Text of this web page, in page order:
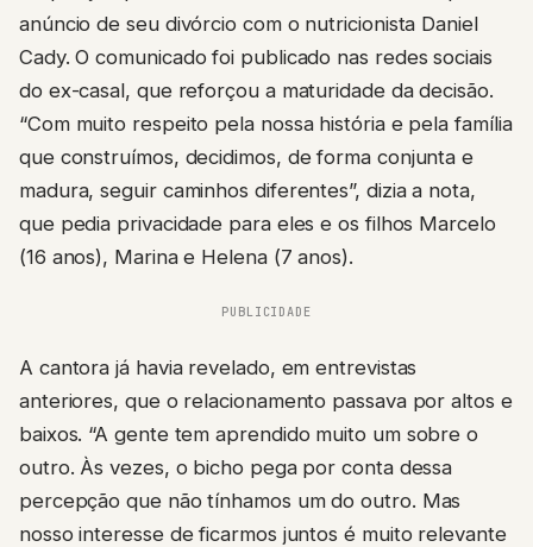
anúncio de seu divórcio com o nutricionista Daniel
Cady. O comunicado foi publicado nas redes sociais
do ex-casal, que reforçou a maturidade da decisão.
“Com muito respeito pela nossa história e pela família
que construímos, decidimos, de forma conjunta e
madura, seguir caminhos diferentes”, dizia a nota,
que pedia privacidade para eles e os filhos Marcelo
(16 anos), Marina e Helena (7 anos).
PUBLICIDADE
A cantora já havia revelado, em entrevistas
anteriores, que o relacionamento passava por altos e
baixos. “A gente tem aprendido muito um sobre o
outro. Às vezes, o bicho pega por conta dessa
percepção que não tínhamos um do outro. Mas
nosso interesse de ficarmos juntos é muito relevante